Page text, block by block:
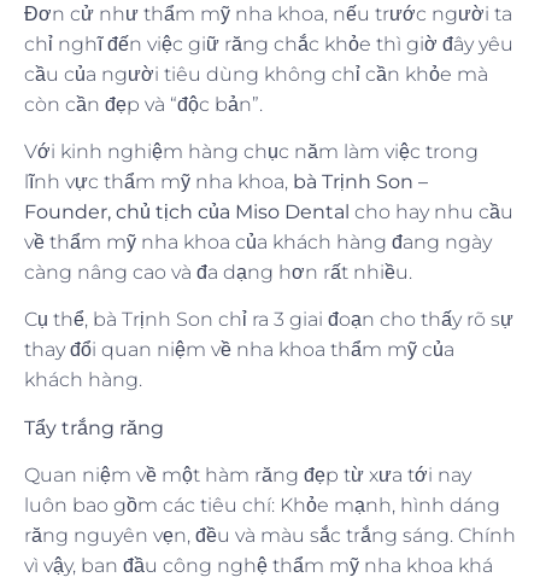
Đơn cử như thẩm mỹ nha khoa, nếu trước người ta
chỉ nghĩ đến việc giữ răng chắc khỏe thì giờ đây yêu
cầu của người tiêu dùng không chỉ cần khỏe mà
còn cần đẹp và “độc bản”.
Với kinh nghiệm hàng chục năm làm việc trong
lĩnh vực thẩm mỹ nha khoa, bà Trịnh Son –
Founder, chủ tịch của Miso Dental cho hay nhu cầu
về thẩm mỹ nha khoa của khách hàng đang ngày
càng nâng cao và đa dạng hơn rất nhiều.
Cụ thể, bà Trịnh Son chỉ ra 3 giai đoạn cho thấy rõ sự
thay đổi quan niệm về nha khoa thẩm mỹ của
khách hàng.
Tẩy trắng răng
Quan niệm về một hàm răng đẹp từ xưa tới nay
luôn bao gồm các tiêu chí: Khỏe mạnh, hình dáng
răng nguyên vẹn, đều và màu sắc trắng sáng. Chính
vì vậy, ban đầu công nghệ thẩm mỹ nha khoa khá